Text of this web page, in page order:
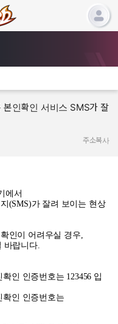
인확인 서비스 SMS가 잘
주소복사
에서
(SMS)가 잘려 보이는 현상
인이 어려우실 경우,
바랍니다.
확인 인증번호는 123456 입
확인 인증번호는